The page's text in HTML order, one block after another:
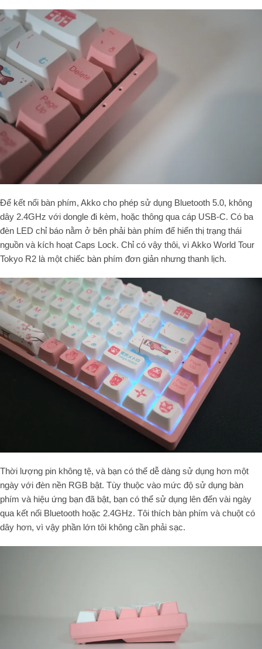
Để kết nối bàn phím, Akko cho phép sử dụng Bluetooth 5.0, không
dây 2.4GHz với dongle đi kèm, hoặc thông qua cáp USB-C. Có ba
đèn LED chỉ báo nằm ở bên phải bàn phím để hiển thị trạng thái
nguồn và kích hoạt Caps Lock. Chỉ có vậy thôi, vì Akko World Tour
Tokyo R2 là một chiếc bàn phím đơn giản nhưng thanh lịch.
Thời lượng pin không tệ, và bạn có thể dễ dàng sử dụng hơn một
ngày với đèn nền RGB bật. Tùy thuộc vào mức độ sử dụng bàn
phím và hiệu ứng bạn đã bật, bạn có thể sử dụng lên đến vài ngày
qua kết nối Bluetooth hoặc 2.4GHz. Tôi thích bàn phím và chuột có
dây hơn, vì vậy phần lớn tôi không cần phải sạc.